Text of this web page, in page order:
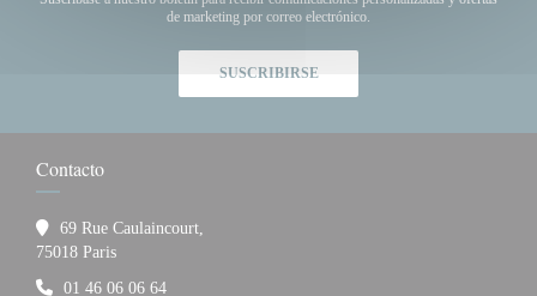
de marketing por correo electrónico.
SUSCRIBIRSE
Contacto
69 Rue Caulaincourt,
75018 Paris((abre en una nueva ventana))
01 46 06 06 64